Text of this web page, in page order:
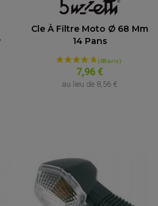
Cle À Filtre Moto Ø 68 Mm
14 Pans
7,96 €
au lieu de 8,56 €